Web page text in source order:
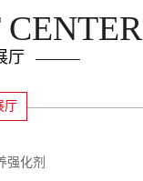
CENTER
厅
厅
强化剂